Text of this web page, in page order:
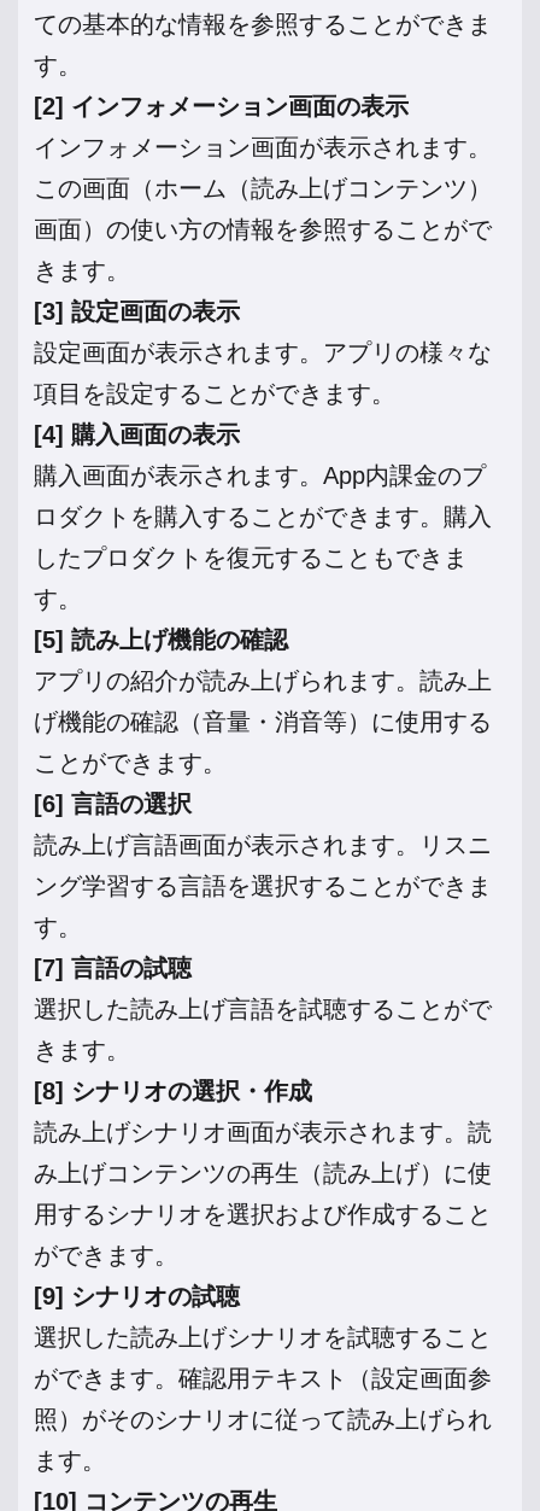
ての基本的な情報を参照することができま
す。
[2] インフォメーション画面の表示
インフォメーション画面が表示されます。
この画面（ホーム（読み上げコンテンツ）
画面）の使い方の情報を参照することがで
きます。
[3] 設定画面の表示
設定画面が表示されます。アプリの様々な
項目を設定することができます。
[4] 購入画面の表示
購入画面が表示されます。App内課金のプ
ロダクトを購入することができます。購入
したプロダクトを復元することもできま
す。
[5] 読み上げ機能の確認
アプリの紹介が読み上げられます。読み上
げ機能の確認（音量・消音等）に使用する
ことができます。
[6] 言語の選択
読み上げ言語画面が表示されます。リスニ
ング学習する言語を選択することができま
す。
[7] 言語の試聴
選択した読み上げ言語を試聴することがで
きます。
[8] シナリオの選択・作成
読み上げシナリオ画面が表示されます。読
み上げコンテンツの再生（読み上げ）に使
用するシナリオを選択および作成すること
ができます。
[9] シナリオの試聴
選択した読み上げシナリオを試聴すること
ができます。確認用テキスト（設定画面参
照）がそのシナリオに従って読み上げられ
ます。
[10] コンテンツの再生